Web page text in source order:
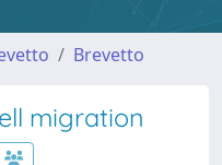
Brevetto
migration